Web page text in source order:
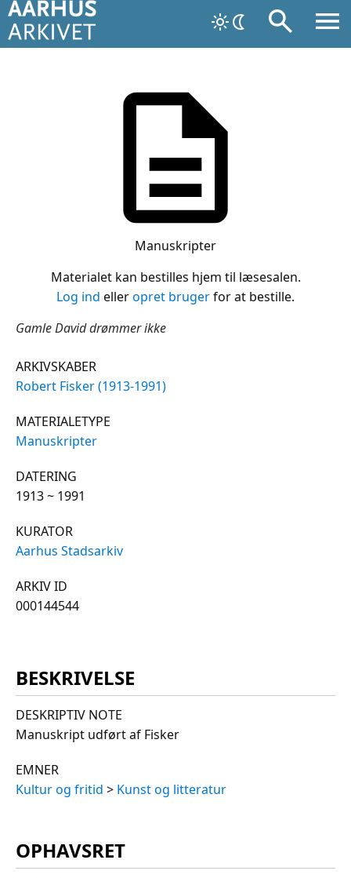
Manuskripter
Materialet kan bestilles hjem til læsesalen.
Log ind elleropret brugerfor at bestille.
Gamle David drømmer ikke
ARKIVSKABER
Robert Fisker (1913-1991)
MATERIALETYPE
Manuskripter
DATERING
1913 ~ 1991
KURATOR
Aarhus Stadsarkiv
ARKIV ID
000144544
BESKRIVELSE
DESKRIPTIV NOTE
Manuskript udført af Fisker
EMNER
Kultur og fritid > Kunst og litteratur
OPHAVSRET